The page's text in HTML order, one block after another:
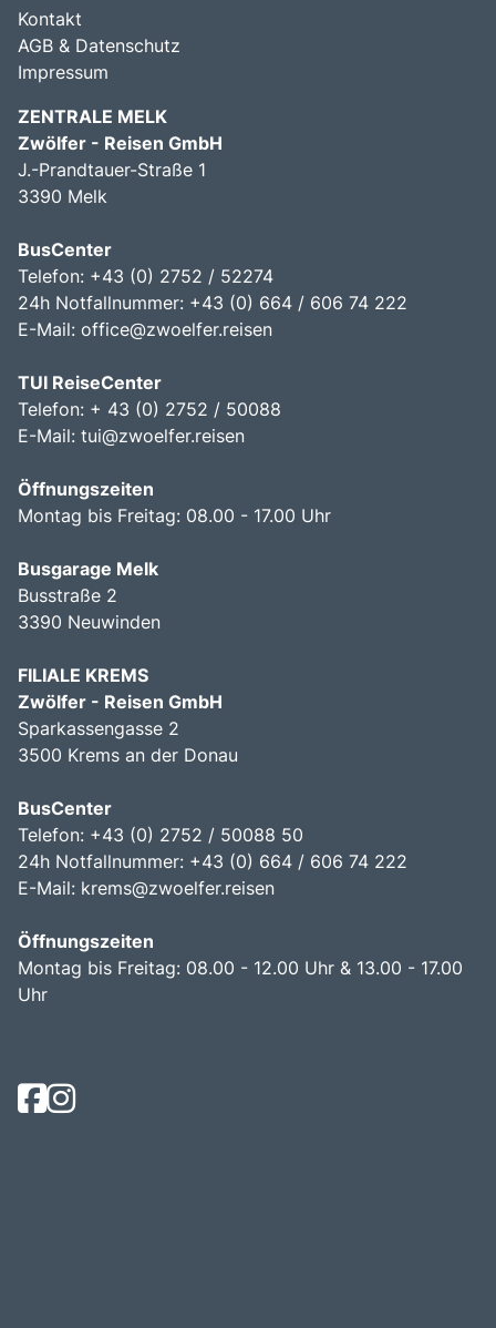
Kontakt
AGB & Datenschutz
Impressum
ZENTRALE MELK
Zwölfer - Reisen GmbH
J.-Prandtauer-Straße 1
3390 Melk
BusCenter
Telefon: +43 (0) 2752 / 52274
24h Notfallnummer: +43 (0) 664 / 606 74 222
E-Mail: office@zwoelfer.reisen
TUI ReiseCenter
Telefon: + 43 (0) 2752 / 50088
E-Mail: tui@zwoelfer.reisen
Öffnungszeiten
Montag bis Freitag: 08.00 - 17.00 Uhr
Busgarage Melk
Busstraße 2
3390 Neuwinden
FILIALE KREMS
Zwölfer - Reisen GmbH
Sparkassengasse 2
3500 Krems an der Donau
BusCenter
Telefon: +43 (0) 2752 / 50088 50
24h Notfallnummer: +43 (0) 664 / 606 74 222
E-Mail: krems@zwoelfer.reisen
Öffnungszeiten
Montag bis Freitag: 08.00 - 12.00 Uhr & 13.00 - 17.00
Uhr